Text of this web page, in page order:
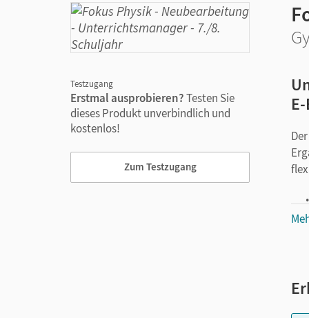
Testzugang
Erstmal ausprobieren?Testen Sie
dieses Produkt unverbindlich und
kostenlos!
Zum Testzugang